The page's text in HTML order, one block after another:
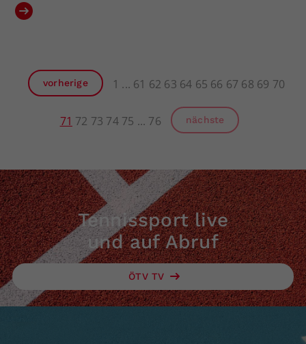
vorherige 1 61 62 63 64 65 66 67 68 69 70
71 72 73 74 75 76 nächste
Tennissport live
und auf Abruf
ÖTV TV